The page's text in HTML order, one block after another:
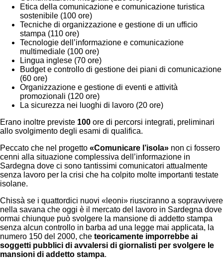
Etica della comunicazione e comunicazione turistica
sostenibile (100 ore)
Tecniche di organizzazione e gestione di un ufficio
stampa (110 ore)
Tecnologie dell’informazione e comunicazione
multimediale (100 ore)
Lingua inglese (70 ore)
Budget e controllo di gestione dei piani di comunicazione
(60 ore)
Organizzazione e gestione di eventi e attività
promozionali (120 ore)
La sicurezza nei luoghi di lavoro (20 ore)
Erano inoltre previste 100 ore di percorsi integrati, preliminari
allo svolgimento degli esami di qualifica.
Peccato che nel progetto «Comunicare l’isola» non ci fossero
cenni alla situazione complessiva dell’informazione in
Sardegna dove ci sono tantissimi comunicatori attualmente
senza lavoro per la crisi che ha colpito molte importanti testate
isolane.
Chissà se i quattordici nuovi «leoni» riusciranno a sopravvivere
nella savana che oggi è il mercato del lavoro in Sardegna dove
ormai chiunque può svolgere la mansione di addetto stampa
senza alcun controllo in barba ad una legge mai applicata, la
numero 150 del 2000, che teoricamente imporrebbe ai
soggetti pubblici di avvalersi di giornalisti per svolgere le
mansioni di addetto stampa.